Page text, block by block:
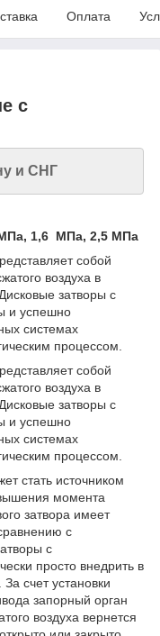
Оплата
с
и СНГ
1,6 МПа, 2,5 МПа
собой
воздуха в
затворы с
и успешно
системах
процессом.
собой
воздуха в
затворы с
и успешно
системах
процессом.
стать источником
момента
затвора имеет
с
с
просто внедрить в
счет установки
запорный орган
воздуха вернется